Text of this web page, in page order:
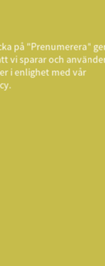
stärker
ansluter
Werkelin
framåt.
på "Prenumerera"
vi sparar och
i enlighet med vår